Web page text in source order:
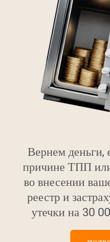
Вернем
причине ТПП
во внесении
реестр и
утечки на 30